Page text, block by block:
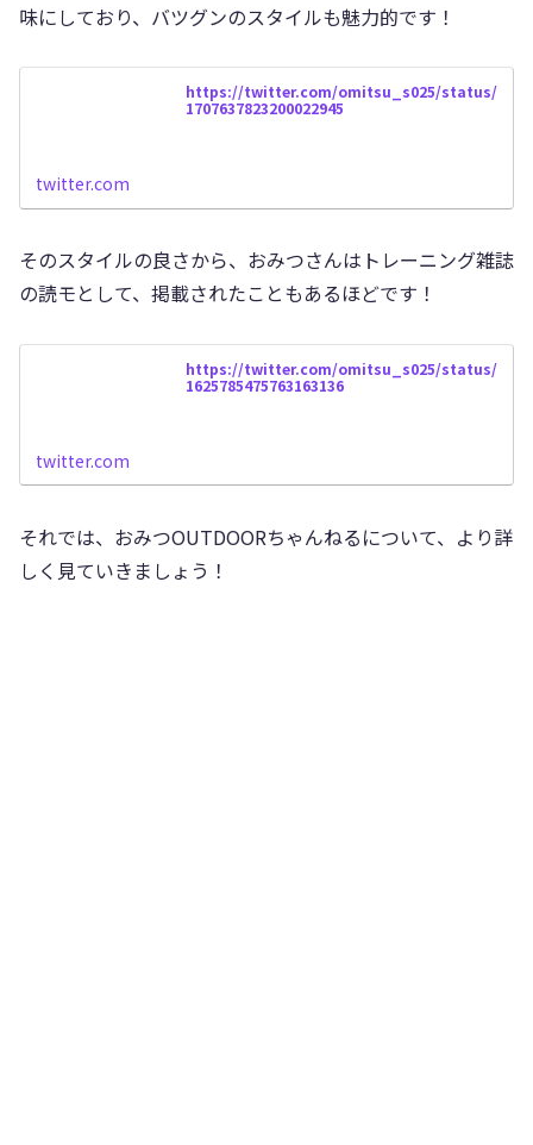
味にしており、バツグンのスタイルも魅力的です！
https://twitter.com/omitsu_s025/status/
1707637823200022945
twitter.com
そのスタイルの良さから、おみつさんはトレーニング雑誌
の読モとして、掲載されたこともあるほどです！
https://twitter.com/omitsu_s025/status/
1625785475763163136
twitter.com
それでは、おみつOUTDOORちゃんねるについて、より詳
しく見ていきましょう！